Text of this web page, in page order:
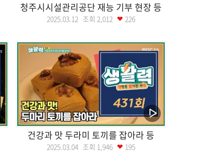
청주시시설관리공단 재능 기부 현장 등
2025.03.12 조회 2,012 226
건강과 맛 두라미 토끼를 잡아라 등
2025.03.04 조회 1,946 195